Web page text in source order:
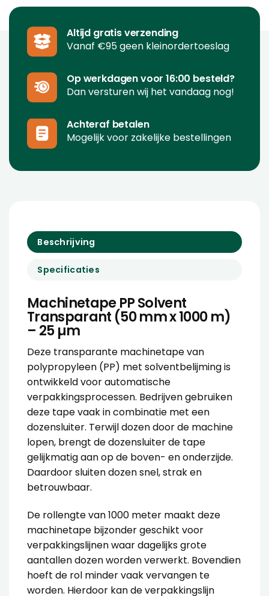
Altijd gratis verzending
Vanaf €95 geen kleinordertoeslag
Op werkdagen voor 16:00 besteld?
Dan versturen wij het vandaag nog!
Achteraf betalen
Mogelijk voor zakelijke bestellingen
Beschrijving
Specificaties
Machinetape PP Solvent
Transparant (50 mm x 1000 m)
– 25 µm
Deze transparante machinetapevan
polypropyleen (PP) met solventbelijming is
ontwikkeld voor automatische
verpakkingsprocessen. Bedrijven gebruiken
deze tape vaak in combinatie met een
dozensluiter. Terwijl dozen door de machine
lopen, brengt de dozensluiter de tape
gelijkmatig aan op de boven- en onderzijde.
Daardoor sluiten dozen snel, strak en
betrouwbaar.
De rollengte van 1000 meter maakt deze
machinetape bijzonder geschikt voor
verpakkingslijnen waar dagelijks grote
aantallen dozen worden verwerkt. Bovendien
hoeft de rol minder vaak vervangen te
worden. Hierdoor kan de verpakkingslijn